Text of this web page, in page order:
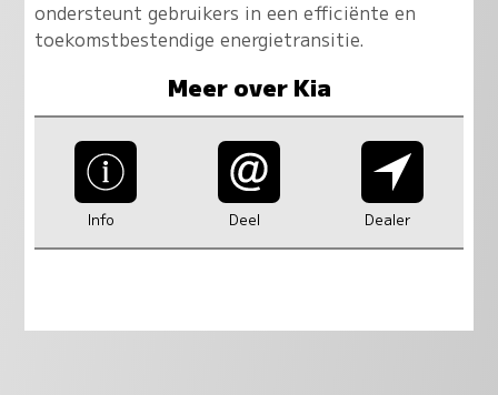
ondersteunt gebruikers in een efficiënte en
toekomstbestendige energietransitie.
Meer over Kia
Info Deel Dealer